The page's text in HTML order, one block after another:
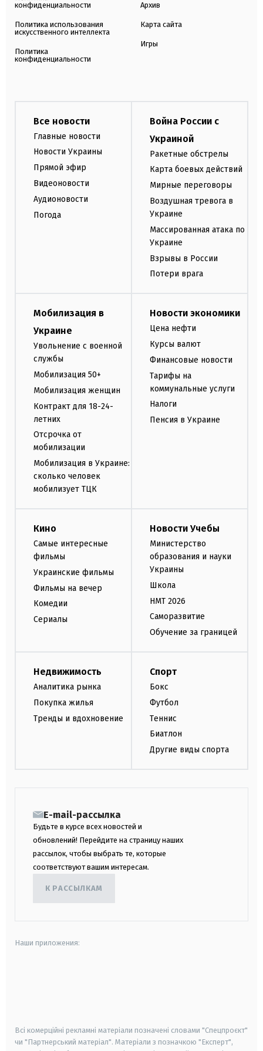
конфиденциальности
Политика использования
искусственного интеллекта
Политика
конфиденциальности
Архив
Карта сайта
Игры
Все новости
Главные новости
Новости Украины
Прямой эфир
Видеоновости
Аудионовости
Погода
Война России с
Украиной
Ракетные обстрелы
Карта боевых действий
Мирные переговоры
Воздушная тревога в
Украине
Массированная атака по
Украине
Взрывы в России
Потери врага
Мобилизация в
Украине
Увольнение с военной
службы
Мобилизация 50+
Мобилизация женщин
Контракт для 18-24-
летних
Отсрочка от
мобилизации
Мобилизация в Украине:
сколько человек
мобилизует ТЦК
Новости экономики
Цена нефти
Курсы валют
Финансовые новости
Тарифы на
коммунальные услуги
Налоги
Пенсия в Украине
Кино
Самые интересные
фильмы
Украинские фильмы
Фильмы на вечер
Комедии
Сериалы
Новости Учебы
Министерство
образования и науки
Украины
Школа
НМТ 2026
Саморазвитие
Обучение за границей
Недвижимость
Аналитика рынка
Покупка жилья
Тренды и вдохновение
Спорт
Бокс
Футбол
Теннис
Биатлон
Другие виды спорта
E-mail-рассылка
Будьте в курсе всех новостей и
обновлений! Перейдите на страницу наших
рассылок, чтобы выбрать те, которые
соответствуют вашим интересам.
К РАССЫЛКАМ
Наши приложения:
Всі комерційні рекламні матеріали позначені словами "Спецпроєкт"
чи "Партнерський матеріал". Матеріали з позначкою "Експерт",